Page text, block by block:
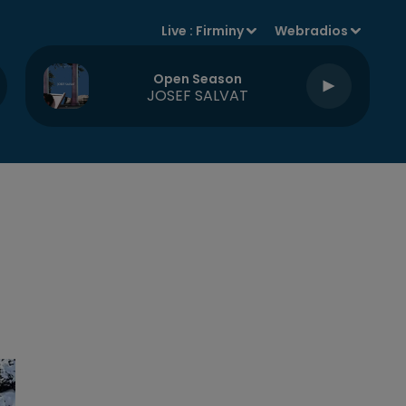
Live : Firminy Webradios
Open Season
JOSEF SALVAT